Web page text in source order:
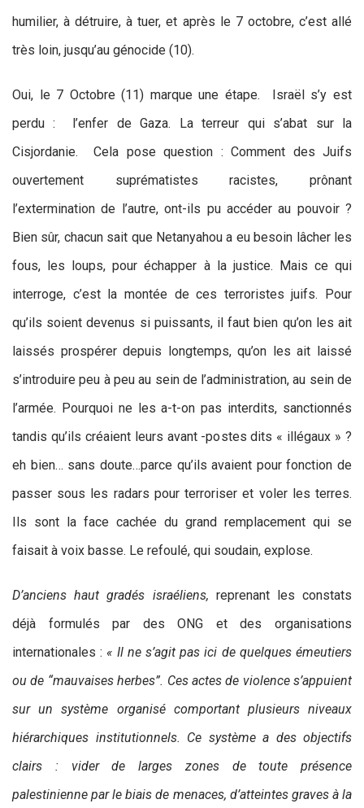
humilier, à détruire, à tuer, et après le 7 octobre, c’est allé
très loin, jusqu’au génocide (10).
Oui, le 7 Octobre (11) marque une étape. Israël s’y est
perdu : l’enfer de Gaza. La terreur qui s’abat sur la
Cisjordanie. Cela pose question : Comment des Juifs
ouvertement suprématistes racistes, prônant
l’extermination de l’autre, ont-ils pu accéder au pouvoir ?
Bien sûr, chacun sait que Netanyahou a eu besoin lâcher les
fous, les loups, pour échapper à la justice. Mais ce qui
interroge, c’est la montée de ces terroristes juifs. Pour
qu’ils soient devenus si puissants, il faut bien qu’on les ait
laissés prospérer depuis longtemps, qu’on les ait laissé
s’introduire peu à peu au sein de l’administration, au sein de
l’armée. Pourquoi ne les a-t-on pas interdits, sanctionnés
tandis qu’ils créaient leurs avant -postes dits « illégaux » ?
eh bien… sans doute…parce qu’ils avaient pour fonction de
passer sous les radars pour terroriser et voler les terres.
Ils sont la face cachée du grand remplacement qui se
faisait à voix basse. Le refoulé, qui soudain, explose.
D’anciens haut gradés israéliens, reprenant les constats
déjà formulés par des ONG et des organisations
internationales : « Il ne s’agit pas ici de quelques émeutiers
ou de “mauvaises herbes”. Ces actes de violence s’appuient
sur un système organisé comportant plusieurs niveaux
hiérarchiques institutionnels. Ce système a des objectifs
clairs : vider de larges zones de toute présence
palestinienne par le biais de menaces, d’atteintes graves à la